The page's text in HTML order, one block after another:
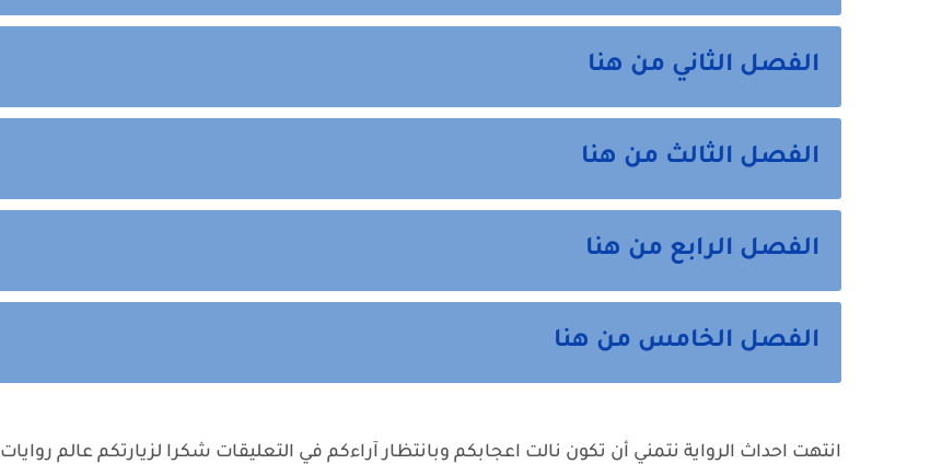
الفصل الثاني من هنا
الفصل الثالث من هنا
الفصل الرابع من هنا
الفصل الخامس من هنا
انتهت احداث الرواية نتمني أن تكون نالت اعجابكم وبانتظار آراءكم في التعليقات شكرا لزيارتكم عالم روايات